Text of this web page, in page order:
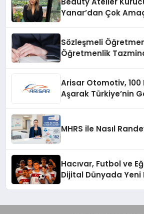
Yanar’dan Çok
Sözleşmeli
Öğretmenlik
Arisar Otomotiv, 100
Aşarak Türkiye’nin
MHRS ile Nasıl
Hacıvar, Futbol ve
Dijital Dünyada Yeni